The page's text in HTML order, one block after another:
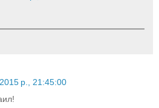
р., 21:45:00